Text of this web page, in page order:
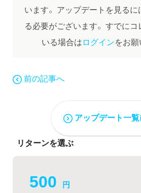
います。 アップデートを見る
る必要がございます。 すでにコ
いる場合はログインをお願
前の記事へ
アップデート一
リターンを選ぶ
500 円